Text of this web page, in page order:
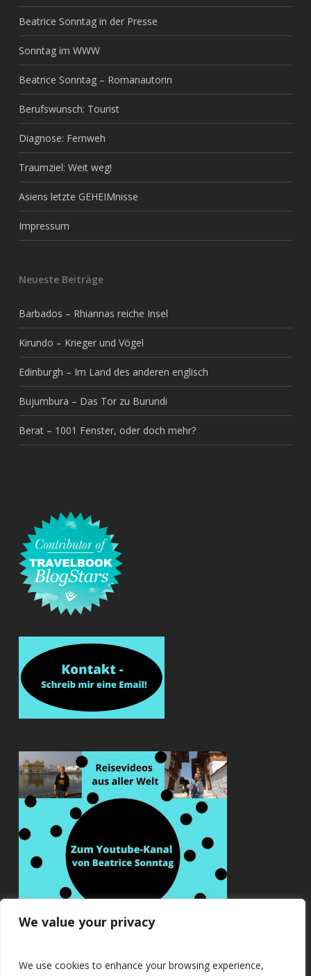
We value your privacy
We use cookies to enhance your browsing experience,
Beatrice Sonntag in der Presse
Sonntag im WWW
Beatrice Sonntag – Romanautorin
Berufswunsch: Tourist
Diagnose: Fernweh
Traumziel: Weit weg!
Asiens letzte GEHEIMnisse
Impressum
Neueste Beiträge
Barbados – Rhiannas reiche Insel
Kirundo – Krieger und Vögel
Edinburgh – Im Land des anderen englisch
Bujumbura – Das Tor zu Burundi
Berat – 1001 Fenster, oder doch mehr?